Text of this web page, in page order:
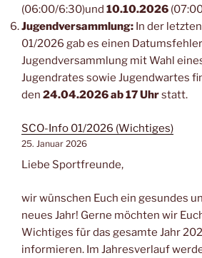
(06:00/6:30)und 10.10.2026
Jugendversammlung: In der
01/2026 gab es einen
Jugendversammlung mit Wahl
Jugendrates sowie Jugendwartes
den 24.04.2026ab 17 Uhrstatt.
SCO-Info 01/2026 (Wichtiges)
25. Januar 2026
Liebe Sportfreunde,
wir wünschen Euch ein gesundes
neues Jahr! Gerne möchten wir
Wichtiges für das gesamte Jahr
informieren. Im Jahresverlauf